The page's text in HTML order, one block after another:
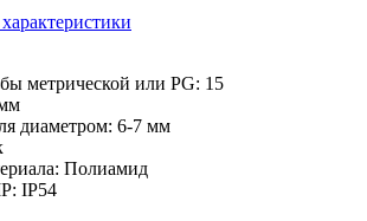
метрической или PG: 15
диаметром: 6-7 мм
Полиамид
IP54